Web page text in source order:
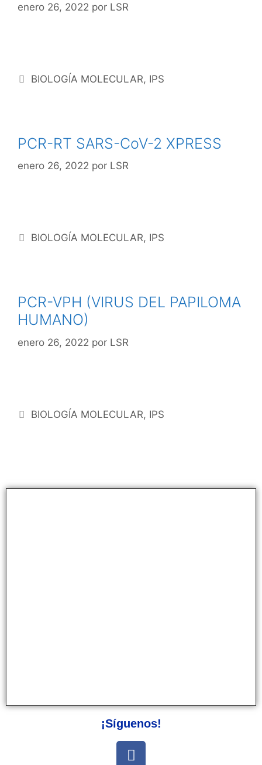
enero 26, 2022 por LSR
BIOLOGÍA MOLECULAR, IPS
PCR-RT SARS-CoV-2 XPRESS
enero 26, 2022 por LSR
BIOLOGÍA MOLECULAR, IPS
PCR-VPH (VIRUS DEL PAPILOMA
HUMANO)
enero 26, 2022 por LSR
BIOLOGÍA MOLECULAR, IPS
¡Síguenos!